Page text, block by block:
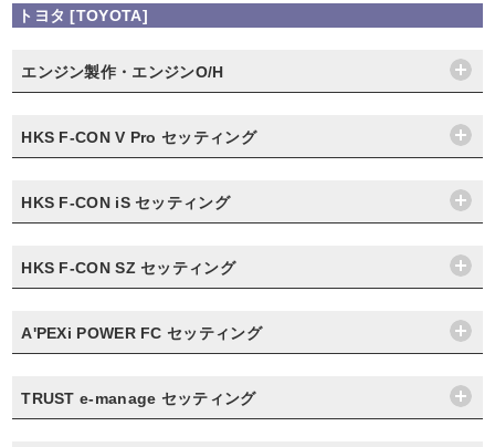
トヨタ [TOYOTA]
エンジン製作・エンジンO/H
HKS F-CON V Pro セッティング
HKS F-CON iS セッティング
HKS F-CON SZ セッティング
A'PEXi POWER FC セッティング
TRUST e-manage セッティング